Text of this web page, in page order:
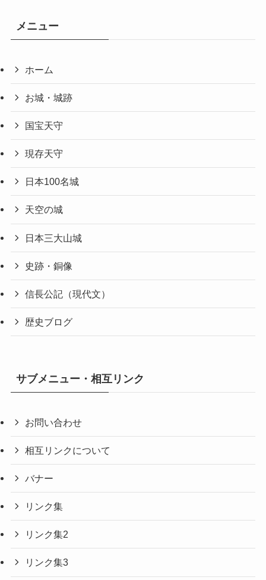
メニュー
ホーム
お城・城跡
国宝天守
現存天守
日本100名城
天空の城
日本三大山城
史跡・銅像
信長公記（現代文）
歴史ブログ
サブメニュー・相互リンク
お問い合わせ
相互リンクについて
バナー
リンク集
リンク集2
リンク集3